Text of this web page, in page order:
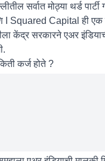
सर्वात मोठ्या थर्ड
Squared Capital ही एक
केंद्र सरकारने एअर
कर्ज होते ?